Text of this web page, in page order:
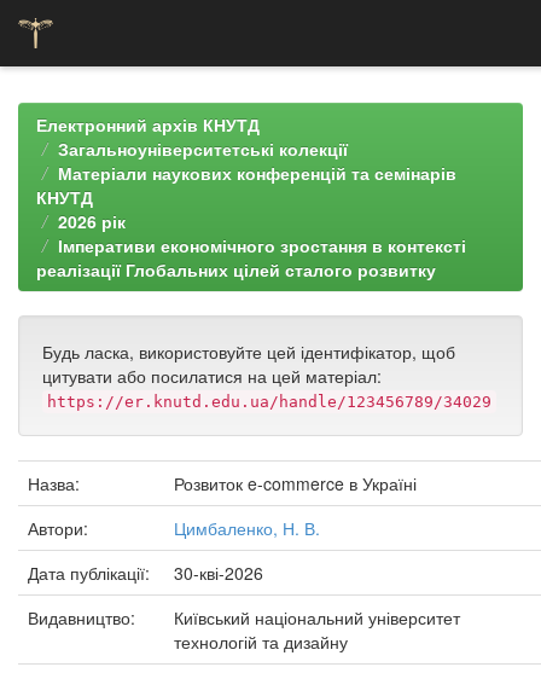
navigationЕлектронний архів КНУТД
Загальноуніверситетські колекції
Матеріали наукових конференцій та семінарів
КНУТД
2026 рік
Імперативи економічного зростання в контексті
реалізації Глобальних цілей сталого розвитку
Будь ласка, використовуйте цей ідентифікатор, щоб
цитувати або посилатися на цей матеріал:
https://er.knutd.edu.ua/handle/123456789/34029
Назва:
Розвиток e-commerce в Україні
Автори:
Цимбаленко, Н. В.
Дата публікації:
30-кві-2026
Видавництво:
Київський національний університет
технологій та дизайну